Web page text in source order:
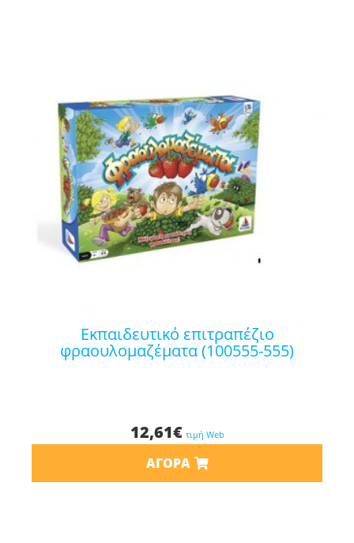
εκπαιδευτικό επιτραπέζιο
φραουλομαζέματα (100555-555)
12,61€ τιμή Web
ΑΓΟΡΆ